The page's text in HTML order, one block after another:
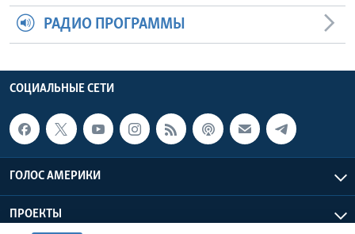
РАДИО ПРОГРАММЫ
СОЦИАЛЬНЫЕ СЕТИ
ГОЛОС АМЕРИКИ
ПРОЕКТЫ